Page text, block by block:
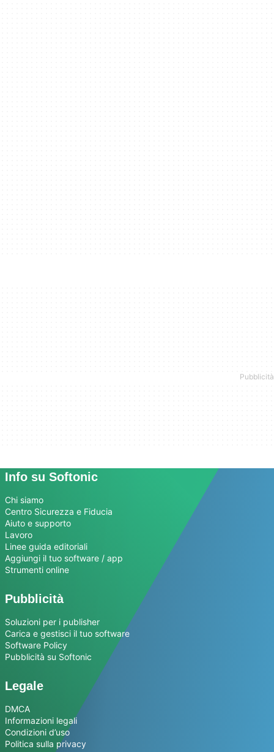
Info su Softonic
Chi siamo
Centro Sicurezza e Fiducia
Aiuto e supporto
Lavoro
Linee guida editoriali
Aggiungi il tuo software / app
Strumenti online
Pubblicità
Soluzioni per i publisher
Carica e gestisci il tuo software
Software Policy
Pubblicità su Softonic
Legale
DMCA
Informazioni legali
Condizioni d’uso
Politica sulla privacy